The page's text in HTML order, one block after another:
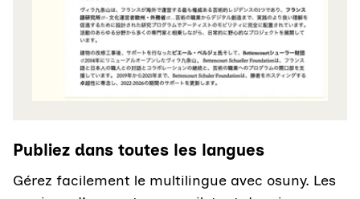
Publiez dans toutes les langues
Gérez facilement le multilingue avec osuny. Les